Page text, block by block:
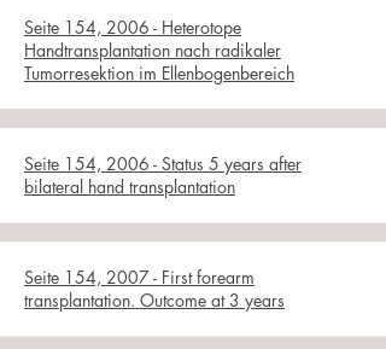
Seite 154, 2006 - Heterotope
Handtransplantation nach radikaler
Tumorresektion im Ellenbogenbereich
Seite 154, 2006 - Status 5 years after
bilateral hand transplantation
Seite 154, 2007 - First forearm
transplantation. Outcome at 3 years